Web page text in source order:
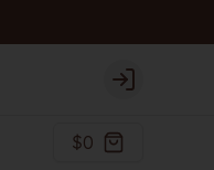
Login
$0